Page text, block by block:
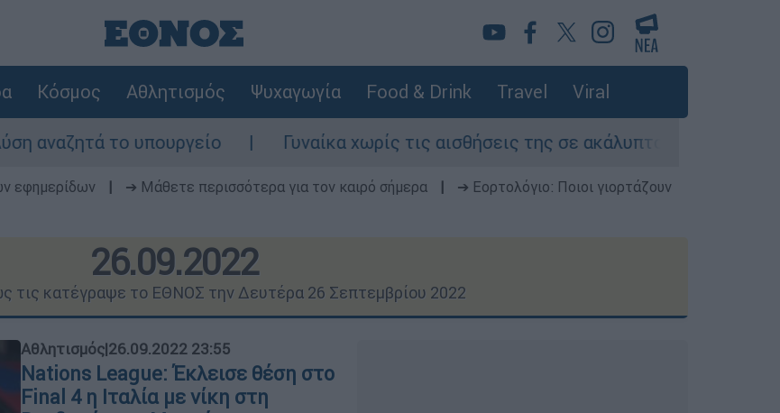
Κόσμος Αθλητισμός Ψυχαγωγία Food & Drink Travel Viral
Γυναίκα χωρίς τις αισθήσεις της σε ακάλυπτο πολυκατοικίας στη
εφημερίδων ➔ Μάθετε περισσότερα για τον καιρό σήμερα
➔ Εορτολόγιο: Ποιοι γιορτάζουν
26.09.2022
τις κατέγραψε το ΕΘΝΟΣ την Δευτέρα 26 Σεπτεμβρίου 2022
Αθλητισμός|26.09.2022 23:55
Nations League: Έκλεισε θέση στο
Final 4 η Ιταλία με νίκη στη